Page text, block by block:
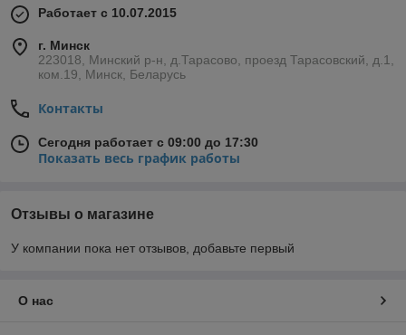
Работает с 10.07.2015
г. Минск
223018, Минский р-н, д.Тарасово, проезд Тарасовский, д.1,
ком.19, Минск, Беларусь
Контакты
Сегодня работает с 09:00 до 17:30
Показать весь график работы
Отзывы о магазине
У компании пока нет отзывов, добавьте первый
О нас